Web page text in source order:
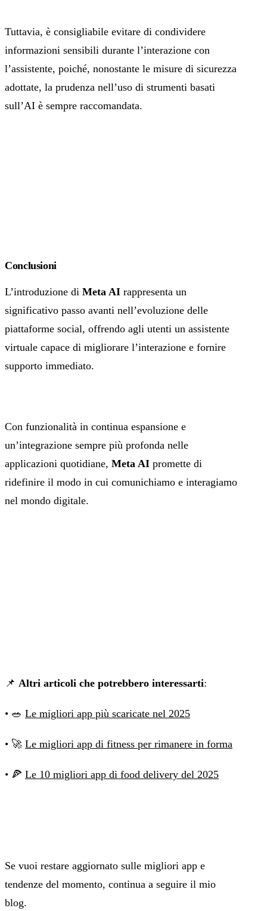
Tuttavia, è consigliabile evitare di condividere
informazioni sensibili durante l’interazione con
l’assistente, poiché, nonostante le misure di sicurezza
adottate, la prudenza nell’uso di strumenti basati
sull’AI è sempre raccomandata.
Conclusioni
L’introduzione di Meta AI rappresenta un
significativo passo avanti nell’evoluzione delle
piattaforme social, offrendo agli utenti un assistente
virtuale capace di migliorare l’interazione e fornire
supporto immediato.
Con funzionalità in continua espansione e
un’integrazione sempre più profonda nelle
applicazioni quotidiane, Meta AI promette di
ridefinire il modo in cui comunichiamo e interagiamo
nel mondo digitale.
📌 Altri articoli che potrebbero interessarti:
• 🥗 Le migliori app più scaricate nel 2025
• 🚀 Le migliori app di fitness per rimanere in forma
• 🍕 Le 10 migliori app di food delivery del 2025
Se vuoi restare aggiornato sulle migliori app e
tendenze del momento, continua a seguire il mio
blog.